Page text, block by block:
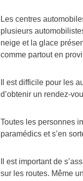
Les centres
plusieurs
neige et la glace
comme partout en
Il est difficile pour les
d’obtenir un rendez-
Toutes les personnes
paramédics et s’en
Il est important de
sur les routes. Même